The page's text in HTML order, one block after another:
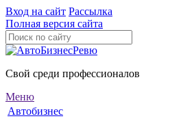
Вход на сайт Рассылка
Полная версия сайта
Свой среди профессионалов
Меню
Автобизнес